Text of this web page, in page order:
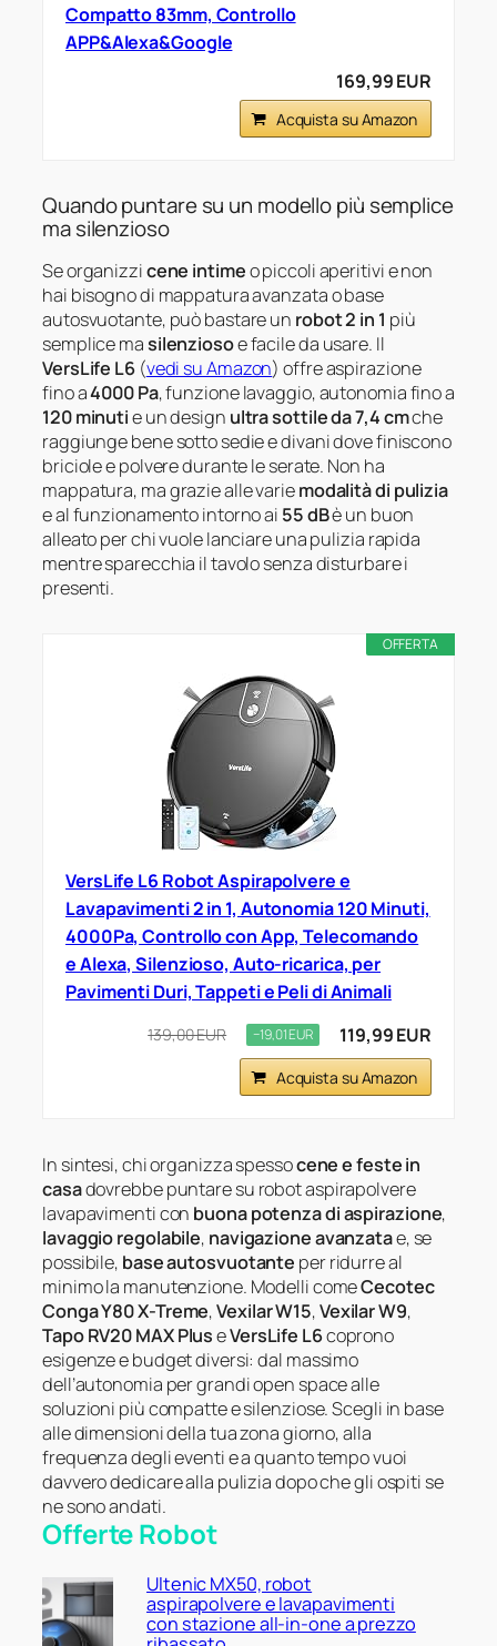
Compatto 83mm, Controllo
APP&Alexa&Google
169,99 EUR
Acquista su Amazon
Quando puntare su un modello più semplice
ma silenzioso
Se organizzicene intimeo piccoli aperitivi e non
hai bisogno di mappatura avanzata o base
autosvuotante, può bastare un robot 2 in 1 più
semplice masilenziosoe facile da usare. Il
VersLife L6(vedi su Amazon) offre aspirazione
fino a4000 Pa, funzione lavaggio, autonomia fino a
120 minutie un design ultra sottile da 7,4 cmche
raggiunge bene sotto sedie e divani dove finiscono
briciole e polvere durante le serate. Non ha
mappatura, ma grazie alle variemodalità di pulizia
e al funzionamento intorno ai 55 dBè un buon
alleato per chi vuole lanciare una pulizia rapida
mentre sparecchia il tavolo senza disturbare i
presenti.
OFFERTA
VersLife L6 Robot Aspirapolvere e
Lavapavimenti 2 in 1, Autonomia 120 Minuti,
4000Pa, Controllo con App, Telecomando
e Alexa, Silenzioso, Auto-ricarica, per
Pavimenti Duri, Tappeti e Peli di Animali
139,00 EUR −19,01 EUR 119,99 EUR
Acquista su Amazon
In sintesi, chi organizza spessocene e feste in
casadovrebbe puntare su robot aspirapolvere
lavapavimenti con buona potenza di aspirazione,
lavaggio regolabile, navigazione avanzatae, se
possibile, base autosvuotante per ridurre al
minimo la manutenzione. Modelli comeCecotec
Conga Y80 X-Treme,Vexilar W15,Vexilar W9,
Tapo RV20 MAX PluseVersLife L6coprono
esigenze e budget diversi: dal massimo
dell’autonomia per grandi open space alle
soluzioni più compatte e silenziose. Scegli in base
alle dimensioni della tua zona giorno, alla
frequenza degli eventi e a quanto tempo vuoi
davvero dedicare alla pulizia dopo che gli ospiti se
ne sono andati.
Offerte Robot
Ultenic MX50, robot
aspirapolvere e lavapavimenti
con stazione all-in-one a prezzo